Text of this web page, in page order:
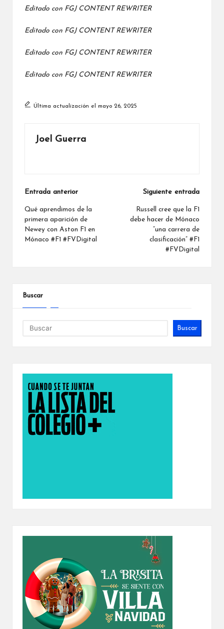
Editado con FGJ CONTENT REWRITER
Editado con FGJ CONTENT REWRITER
Editado con FGJ CONTENT REWRITER
Editado con FGJ CONTENT REWRITER
Última actualización el mayo 26, 2025
Joel Guerra
Navegación
de
entradas
Entrada anterior
Qué aprendimos de la
primera aparición de
Newey con Aston F1 en
Mónaco #F1 #FVDigital
Siguiente entrada
Russell cree que la F1
debe hacer de Mónaco
“una carrera de
clasificación” #F1
#FVDigital
Buscar
Buscar